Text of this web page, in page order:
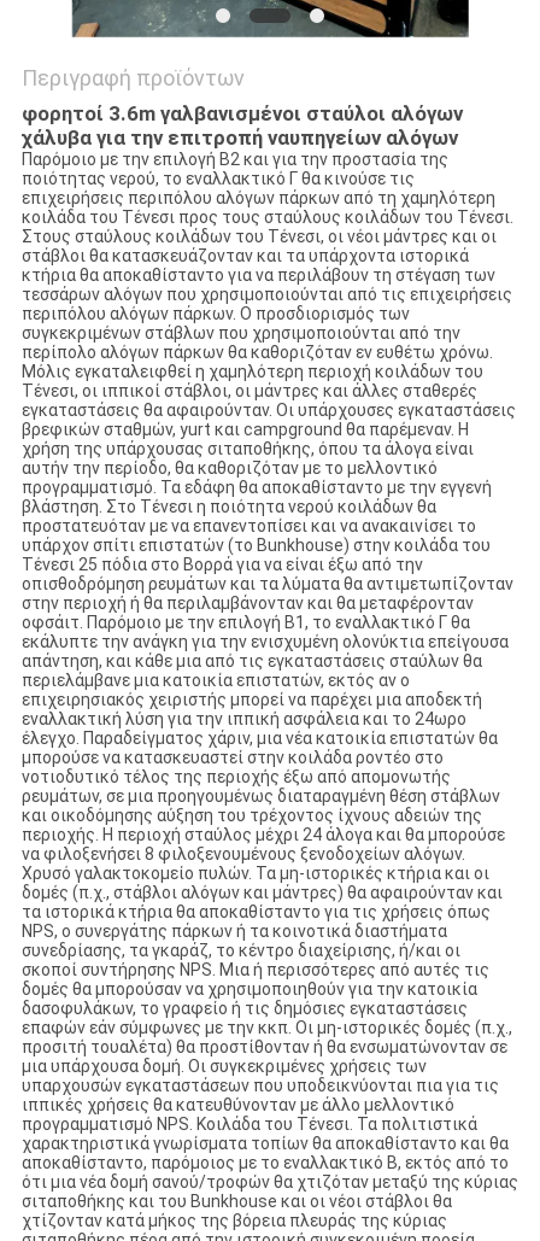
Περιγραφή προϊόντων
φορητοί 3.6m γαλβανισμένοι σταύλοι αλόγων
χάλυβα για την επιτροπή ναυπηγείων αλόγων
Παρόμοιο με την επιλογή B2 και για την προστασία της
ποιότητας νερού, το εναλλακτικό Γ θα κινούσε τις
επιχειρήσεις περιπόλου αλόγων πάρκων από τη χαμηλότερη
κοιλάδα του Τένεσι προς τους σταύλους κοιλάδων του Τένεσι.
Στους σταύλους κοιλάδων του Τένεσι, οι νέοι μάντρες και οι
στάβλοι θα κατασκευάζονταν και τα υπάρχοντα ιστορικά
κτήρια θα αποκαθίσταντο για να περιλάβουν τη στέγαση των
τεσσάρων αλόγων που χρησιμοποιούνται από τις επιχειρήσεις
περιπόλου αλόγων πάρκων. Ο προσδιορισμός των
συγκεκριμένων στάβλων που χρησιμοποιούνται από την
περίπολο αλόγων πάρκων θα καθοριζόταν εν ευθέτω χρόνω.
Μόλις εγκαταλειφθεί η χαμηλότερη περιοχή κοιλάδων του
Τένεσι, οι ιππικοί στάβλοι, οι μάντρες και άλλες σταθερές
εγκαταστάσεις θα αφαιρούνταν. Οι υπάρχουσες εγκαταστάσεις
βρεφικών σταθμών, yurt και campground θα παρέμεναν. Η
χρήση της υπάρχουσας σιταποθήκης, όπου τα άλογα είναι
αυτήν την περίοδο, θα καθοριζόταν με το μελλοντικό
προγραμματισμό. Τα εδάφη θα αποκαθίσταντο με την εγγενή
βλάστηση. Στο Τένεσι η ποιότητα νερού κοιλάδων θα
προστατευόταν με να επανεντοπίσει και να ανακαινίσει το
υπάρχον σπίτι επιστατών (το Bunkhouse) στην κοιλάδα του
Τένεσι 25 πόδια στο Βορρά για να είναι έξω από την
οπισθοδρόμηση ρευμάτων και τα λύματα θα αντιμετωπίζονταν
στην περιοχή ή θα περιλαμβάνονταν και θα μεταφέρονταν
οφσάιτ. Παρόμοιο με την επιλογή B1, το εναλλακτικό Γ θα
εκάλυπτε την ανάγκη για την ενισχυμένη ολονύκτια επείγουσα
απάντηση, και κάθε μια από τις εγκαταστάσεις σταύλων θα
περιελάμβανε μια κατοικία επιστατών, εκτός αν ο
επιχειρησιακός χειριστής μπορεί να παρέχει μια αποδεκτή
εναλλακτική λύση για την ιππική ασφάλεια και το 24ωρο
έλεγχο. Παραδείγματος χάριν, μια νέα κατοικία επιστατών θα
μπορούσε να κατασκευαστεί στην κοιλάδα ροντέο στο
νοτιοδυτικό τέλος της περιοχής έξω από απομονωτής
ρευμάτων, σε μια προηγουμένως διαταραγμένη θέση στάβλων
και οικοδόμησης αύξηση του τρέχοντος ίχνους αδειών της
περιοχής. Η περιοχή σταύλος μέχρι 24 άλογα και θα μπορούσε
να φιλοξενήσει 8 φιλοξενουμένους ξενοδοχείων αλόγων.
Χρυσό γαλακτοκομείο πυλών. Τα μη-ιστορικές κτήρια και οι
δομές (π.χ., στάβλοι αλόγων και μάντρες) θα αφαιρούνταν και
τα ιστορικά κτήρια θα αποκαθίσταντο για τις χρήσεις όπως
NPS, ο συνεργάτης πάρκων ή τα κοινοτικά διαστήματα
συνεδρίασης, τα γκαράζ, το κέντρο διαχείρισης, ή/και οι
σκοποί συντήρησης NPS. Μια ή περισσότερες από αυτές τις
δομές θα μπορούσαν να χρησιμοποιηθούν για την κατοικία
δασοφυλάκων, το γραφείο ή τις δημόσιες εγκαταστάσεις
επαφών εάν σύμφωνες με την κκπ. Οι μη-ιστορικές δομές (π.χ.,
προσιτή τουαλέτα) θα προστίθονταν ή θα ενσωματώνονταν σε
μια υπάρχουσα δομή. Οι συγκεκριμένες χρήσεις των
υπαρχουσών εγκαταστάσεων που υποδεικνύονται πια για τις
ιππικές χρήσεις θα κατευθύνονταν με άλλο μελλοντικό
προγραμματισμό NPS. Κοιλάδα του Τένεσι. Τα πολιτιστικά
χαρακτηριστικά γνωρίσματα τοπίων θα αποκαθίσταντο και θα
αποκαθίσταντο, παρόμοιος με το εναλλακτικό Β, εκτός από το
ότι μια νέα δομή σανού/τροφών θα χτιζόταν μεταξύ της κύριας
σιταποθήκης και του Bunkhouse και οι νέοι στάβλοι θα
χτίζονταν κατά μήκος της βόρεια πλευράς της κύριας